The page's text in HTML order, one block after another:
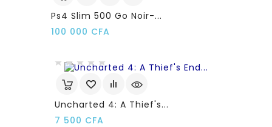
Ps4 Slim 500 Go Noir-...
100 000 CFA
Uncharted 4: A Thief's...
7 500 CFA